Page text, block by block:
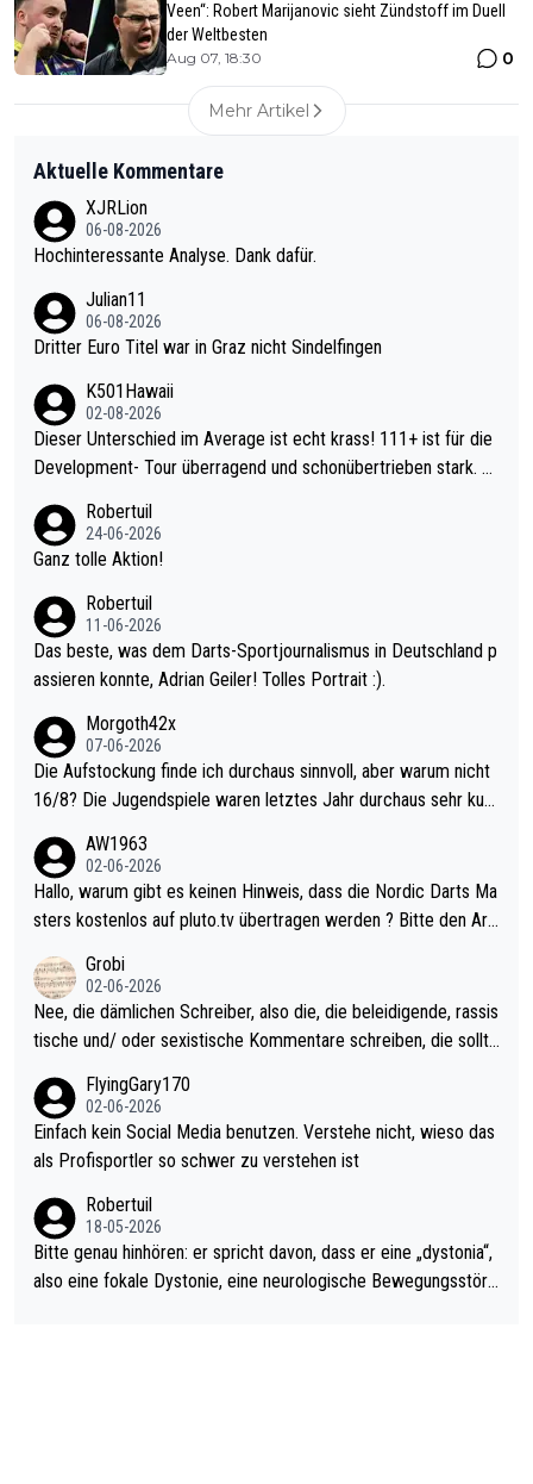
Veen“: Robert Marijanovic sieht Zündstoff im Duell
der Weltbesten
Aug 07, 18:30 0
Mehr Artikel
Aktuelle Kommentare
XJRLion
06-08-2026
Hochinteressante Analyse. Dank dafür.
Julian11
06-08-2026
Dritter Euro Titel war in Graz nicht Sindelfingen
K501Hawaii
02-08-2026
Dieser Unterschied im Average ist echt krass! 111+ ist für die
Development- Tour überragend und schonübertrieben stark. U
mal 40+ erst recht. Da gewinnst keinen Blumentopf - ist ja noc
h krasser wie ein Pokalspiel eines Kreisligisten vs einem Bund
Robertuil
24-06-2026
Ganz tolle Aktion!
Robertuil
11-06-2026
Das beste, was dem Darts-Sportjournalismus in Deutschland p
assieren konnte, Adrian Geiler! Tolles Portrait :).
Morgoth42x
07-06-2026
Die Aufstockung finde ich durchaus sinnvoll, aber warum nicht
16/8? Die Jugendspiele waren letztes Jahr durchaus sehr kurz
Allerdings ist Mitchell Lawrie als Nummer 1 der Welt eh qualifi
ziert. Somit ändert die automatische Qualifikation des Weltmei
sters erstmal nichts. Ich denke sie wollen damit für nächstes J
ohl wenig WDF Turniere spielen. Dies war bei Archie Self letzt
es Jahr der Fall. Er musste als amtierender Weltmeister durch
den Qualifier und ich glaube kaum, dass Mitchel sich das (in Ve
el hat.
AW1963
02-06-2026
Hallo, warum gibt es keinen Hinweis, dass die Nordic Darts Ma
sters kostenlos auf pluto.tv übertragen werden ? Bitte den Arti
Grobi
02-06-2026
Nee, die dämlichen Schreiber, also die, die beleidigende, rassis
tische und/ oder sexistische Kommentare schreiben, die sollte
s Leben in den Griff kriegen. Nur eins wundert mich: Luke Little
r war doch neulich erst derjenige, der über Social Media GvV p
rovoziert hat. Und Littlers Mutter schießt öfters mal gegen Ric
FlyingGary170
02-06-2026
Einfach kein Social Media benutzen. Verstehe nicht, wieso das
als Profisportler so schwer zu verstehen ist
Robertuil
18-05-2026
Bitte genau hinhören: er spricht davon, dass er eine „dystonia“,
also eine fokale Dystonie, eine neurologische Bewegungsstöru